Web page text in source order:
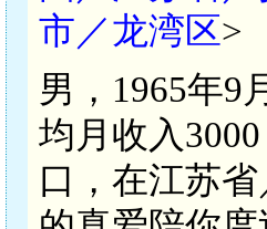
市／龙湾区>
男，1965年9
均月收入
口，在江苏